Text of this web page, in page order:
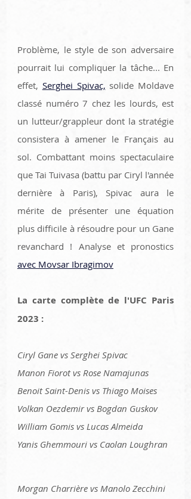
Problème, le style de son adversaire
pourrait lui compliquer la tâche... En
effet, Serghei Spivac, solide Moldave
classé numéro 7 chez les lourds, est
un lutteur/grappleur dont la stratégie
consistera à amener le Français au
sol. Combattant moins spectaculaire
que Tai Tuivasa (battu par Ciryl l'année
dernière à Paris), Spivac aura le
mérite de présenter une équation
plus difficile à résoudre pour un Gane
avec Movsar Ibragimov
La carte complète de l'UFC Paris
2023 :
Ciryl Gane vs Serghei Spivac
Manon Fiorot vs Rose Namajunas
Benoit Saint-Denis vs Thiago Moises
Volkan Oezdemir vs Bogdan Guskov
William Gomis vs Lucas Almeida
Yanis Ghemmouri vs Caolan Loughran
Morgan Charrière vs Manolo Zecchini